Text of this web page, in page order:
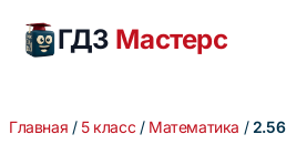
ГДЗ Мастерс
Главная / 5 класс / Математика / 2.56